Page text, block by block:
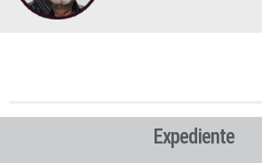
Expediente